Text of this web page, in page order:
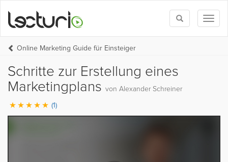
Toggle
search
Online Marketing Guide für Einsteiger
Schritte zur Erstellung eines
Marketingplans von Alexander Schreiner
(1)